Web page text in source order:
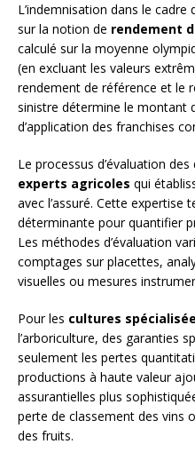
L’indemnisation dans le cadre
sur la notion de rendement
calculé sur la moyenne
(en excluant les valeurs
rendement de référence et le
sinistre détermine le montant
d’application des franchises
Le processus d’évaluation
experts agricoles qui
avec l’assuré. Cette expertise
déterminante pour quantifier
Les méthodes d’évaluation
comptages sur placettes,
visuelles ou mesures
Pour les cultures
l’arboriculture, des garanties
seulement les pertes
productions à haute valeur
assurantielles plus
perte de classement des vins
des fruits.